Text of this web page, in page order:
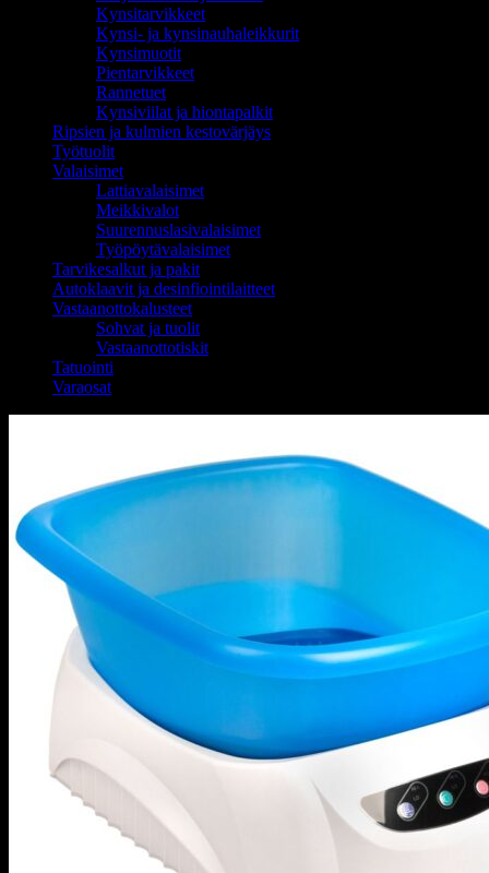
Kynsitarvikkeet
Kynsi- ja kynsinauhaleikkurit
Kynsimuotit
Pientarvikkeet
Rannetuet
Kynsiviilat ja hiontapalkit
Ripsien ja kulmien kestovärjäys
Työtuolit
Valaisimet
Lattiavalaisimet
Meikkivalot
Suurennuslasivalaisimet
Työpöytävalaisimet
Tarvikesalkut ja pakit
Autoklaavit ja desinfiointilaitteet
Vastaanottokalusteet
Sohvat ja tuolit
Vastaanottotiskit
Tatuointi
Varaosat